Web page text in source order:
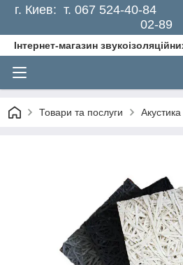
г. Киев: т. 067 524-40-84
02-89
Інтернет-магазин
Товари та послуги